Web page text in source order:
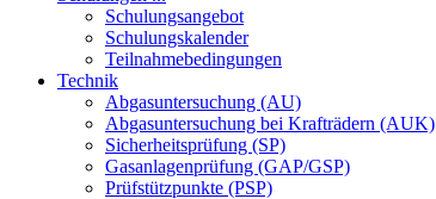
Schulungsangebot
Schulungskalender
Teilnahmebedingungen
Technik
Abgasuntersuchung (AU)
Abgasuntersuchung bei Krafträdern (AUK)
Sicherheitsprüfung (SP)
Gasanlagenprüfung (GAP/GSP)
Prüfstützpunkte (PSP)